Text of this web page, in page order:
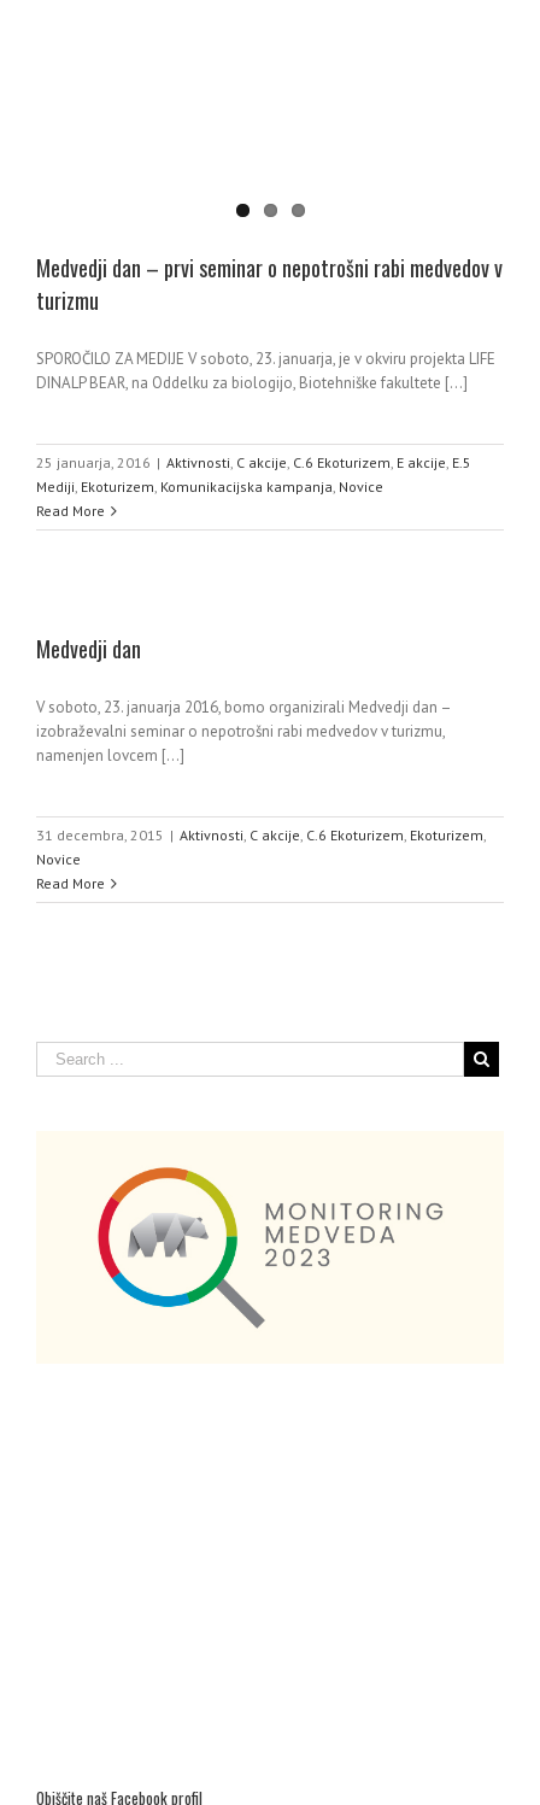
Medvedji dan – prvi seminar o nepotrošni rabi medvedov v
turizmu
SPOROČILO ZA MEDIJE V soboto, 23. januarja, je v okviru projekta LIFE
DINALP BEAR, na Oddelku za biologijo, Biotehniške fakultete [...]
25 januarja, 2016 | Aktivnosti C akcije C.6 Ekoturizem E akcije E.5
Mediji Ekoturizem Komunikacijska kampanja Novice
Read More
Medvedji dan
V soboto, 23. januarja 2016, bomo organizirali Medvedji dan –
izobraževalni seminar o nepotrošni rabi medvedov v turizmu,
namenjen lovcem [...]
31 decembra, 2015 | Aktivnosti C akcije C.6 Ekoturizem Ekoturizem
Novice
Read More
Obiščite naš Facebook profil